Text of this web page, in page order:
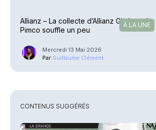
À LA UNE
Allianz – La collecte d’Allianz GI s’envole,
Pimco souffle un peu
Mercredi 13 Mai 2026
Par Guillaume Clément
CONTENUS SUGGÉRÉS